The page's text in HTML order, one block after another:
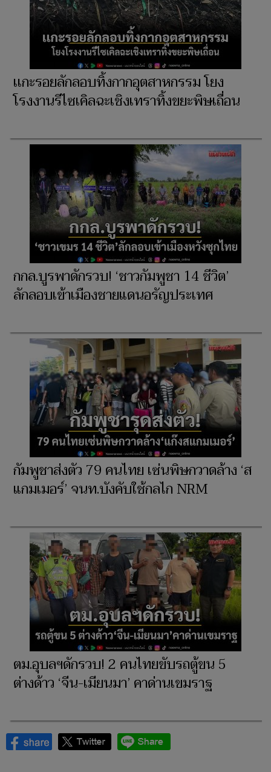
เเกะรอยลักลอบทิ้งกากอุตสาหกรรม โยง
โรงงานรีไซเคิลฉะเชิงเทราทิ้งขยะพิษเถื่อน
กกล.บูรพาดักรวบ! ‘ชาวกัมพูชา 14 ชีวิต’
ลักลอบเข้าเมืองชายแดนอรัญประเทศ
กัมพูชาส่งตัว 79 คนไทย เซ่นพิษกวาดล้าง ‘ส
แกมเมอร์’ จนท.บังคับใช้กลไก NRM
ตม.อุบลฯดักรวบ! 2 คนไทยขับรถตู้ขน 5
ต่างด้าว ‘จีน-เมียนมา’ คาด่านเขมราฐ